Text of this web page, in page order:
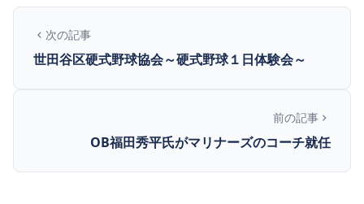
次の記事
世田谷区硬式野球協会～硬式野球１日体験会～
前の記事
OB福田秀平氏がマリナーズのコーチ就任